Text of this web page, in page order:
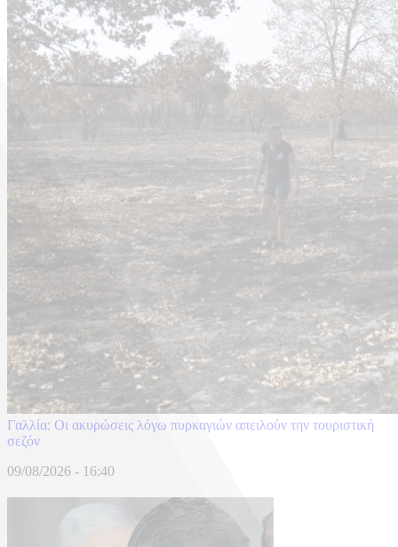
Γαλλία: Οι ακυρώσεις λόγω πυρκαγιών απειλούν την τουριστική
σεζόν
09/08/2026 - 16:40